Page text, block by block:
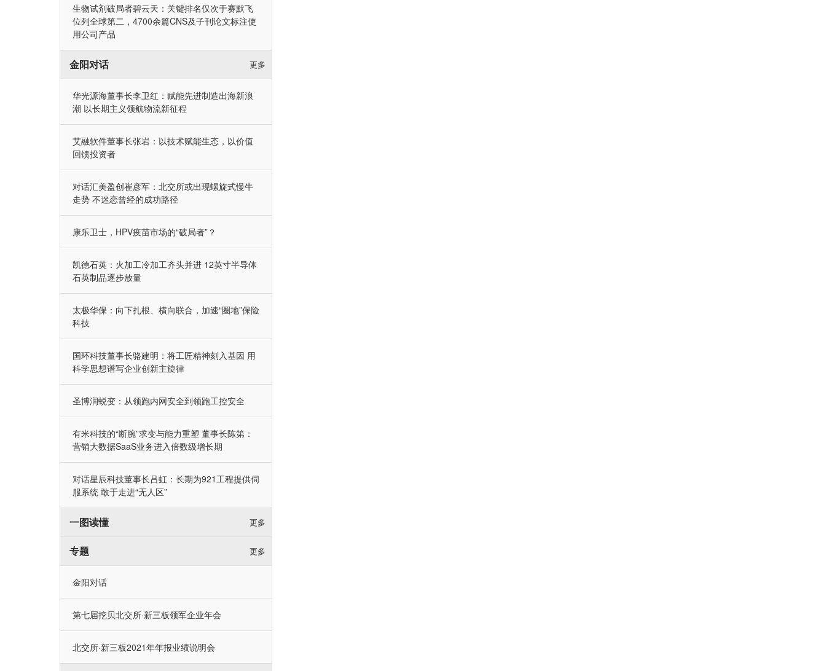
生物试剂破局者碧云天：关键排名仅次于赛默飞
位列全球第二，4700余篇CNS及子刊论文标注使
用公司产品
金阳对话 更多
华光源海董事长李卫红：赋能先进制造出海新浪
潮 以长期主义领航物流新征程
艾融软件董事长张岩：以技术赋能生态，以价值
回馈投资者
对话汇美盈创崔彦军：北交所或出现螺旋式慢牛
走势 不迷恋曾经的成功路径
康乐卫士，HPV疫苗市场的“破局者”？
凯德石英：火加工冷加工齐头并进 12英寸半导体
石英制品逐步放量
太极华保：向下扎根、横向联合，加速“圈地”保险
科技
国环科技董事长骆建明：将工匠精神刻入基因 用
科学思想谱写企业创新主旋律
圣博润蜕变：从领跑内网安全到领跑工控安全
有米科技的“断腕”求变与能力重塑 董事长陈第：
营销大数据SaaS业务进入倍数级增长期
对话星辰科技董事长吕虹：长期为921工程提供伺
服系统 敢于走进“无人区”
一图读懂 更多
专题 更多
金阳对话
第七届挖贝北交所·新三板领军企业年会
北交所·新三板2021年年报业绩说明会